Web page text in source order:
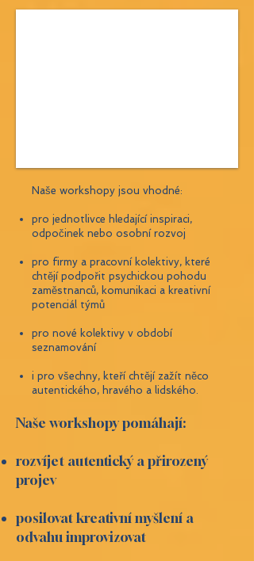
Naše workshopy jsou vhodné:
pro jednotlivce hledající inspiraci,
odpočinek nebo osobní rozvoj
pro firmy a pracovní kolektivy, které
chtějí podpořit psychickou pohodu
zaměstnanců, komunikaci a kreativní
potenciál týmů
pro nové kolektivy v období
seznamování
i pro všechny, kteří chtějí zažít něco
autentického, hravého a lidského.
Naše workshopy pomáhají:
rozvíjet autentický a přirozený
projev
posilovat kreativní myšlení a
odvahu improvizovat